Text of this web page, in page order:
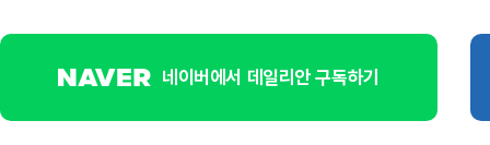
네이버에서 데일리안 구독하기